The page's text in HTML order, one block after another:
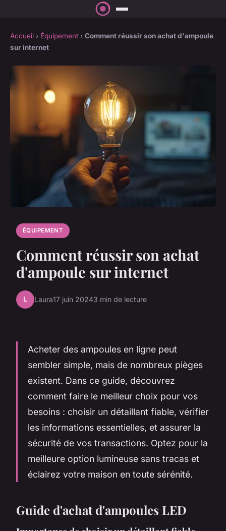
Accueil › Équipement › Comment réussir son achat d'ampoule
sur internet
ÉQUIPEMENT
Comment réussir son achat
d'ampoule sur internet
L Laura17 juin 20243 min de lecture
Acheter des ampoules en ligne peut
sembler simple, mais de nombreux pièges
existent. Dans ce guide, découvrez
comment faire le meilleur choix pour vos
besoins : choisir un détaillant fiable, vérifier
les informations essentielles, et assurer la
sécurité de vos transactions. Optez pour la
meilleure option lumineuse sans tracas et
éclairez votre maison en toute sérénité.
Guide d'achat d'ampoules LED